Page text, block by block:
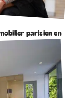
parisien en